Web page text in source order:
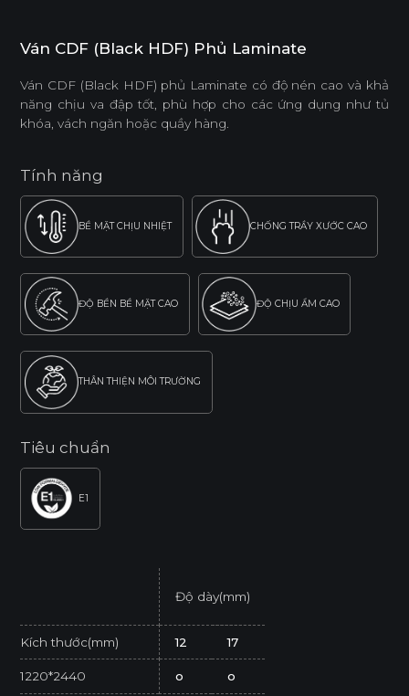
Ván CDF (Black HDF) Phủ Laminate
Ván CDF (Black HDF) phủ Laminate có độ nén cao và khả
năng chịu va đập tốt, phù hợp cho các ứng dụng như tủ
khóa, vách ngăn hoặc quầy hàng.
Tính năng
BỀ MẶT CHỊU NHIỆT CHỐNG TRẦY XƯỚC CAO
ĐỘ BỀN BỀ MẶT CAO ĐỘ CHỊU ẨM CAO
THÂN THIỆN MÔI TRƯỜNG
Tiêu chuẩn
E1
Độ dày(mm)
Kích thước(mm) 12 17
1220*2440 o o